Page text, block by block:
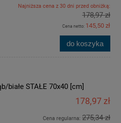
Najniższa cena z 30 dni przed obniżką:
178,97 zł
Cena netto: 145,50 zł
do koszyka
białe STAŁE 70x40 [cm]
178,97 zł
Cena regularna: 275,34 zł